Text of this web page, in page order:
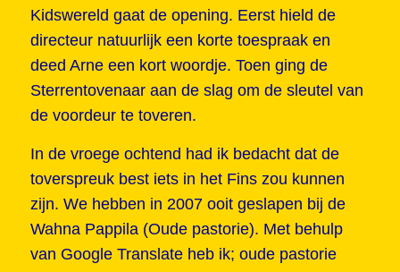
Kidswereld gaat de opening. Eerst hield de
directeur natuurlijk een korte toespraak en
deed Arne een kort woordje. Toen ging de
Sterrentovenaar aan de slag om de sleutel van
de voordeur te toveren.
In de vroege ochtend had ik bedacht dat de
toverspreuk best iets in het Fins zou kunnen
zijn. We hebben in 2007 ooit geslapen bij de
Wahna Pappila (Oude pastorie). Met behulp
van Google Translate heb ik; oude pastorie